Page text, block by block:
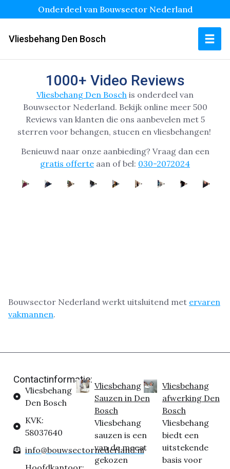
Onderdeel van Bouwsector Nederland
Vliesbehang Den Bosch
1000+ Video Reviews
Vliesbehang Den Bosch is onderdeel van
Bouwsector Nederland. Bekijk online meer 500
Reviews van klanten die ons aanbevelen met 5
sterren voor behangen, stucen en vliesbehangen!
Benieuwd naar onze aanbieding? Vraag dan een
gratis offerte aan of bel: 030-2072024
Bouwsector Nederland werkt uitsluitend met ervaren
vakmannen.
Contactinformatie:
Vliesbehang
Den Bosch
KVK:
58037640
info@bouwsectornederland.nl
Vliesbehang
Sauzen in Den
Bosch
Vliesbehang
sauzen is een
van de meest
gekozen
Vliesbehang
afwerking Den
Bosch
Vliesbehang
biedt een
uitstekende
basis voor